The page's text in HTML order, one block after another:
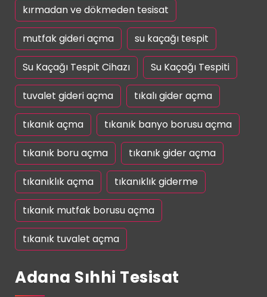
kırmadan ve dökmeden tesisat
mutfak gideri açma su kaçağı tespit
Su Kaçağı Tespit Cihazı Su Kaçağı Tespiti
tuvalet gideri açma tıkalı gider açma
tıkanık açma tıkanık banyo borusu açma
tıkanık boru açma tıkanık gider açma
tıkanıklık açma tıkanıklık giderme
tıkanık mutfak borusu açma
tıkanık tuvalet açma
Adana Sıhhi Tesisat